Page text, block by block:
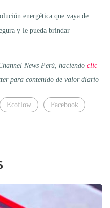
energética que vaya de
y le pueda brindar
News Perú, haciendo clic
para contenido de valor diario
Ecoflow Facebook